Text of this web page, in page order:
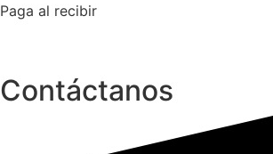
Paga al recibir
Contáctanos